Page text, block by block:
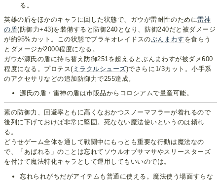
る。
英雄の盾をほかのキャラに回した状態で、ガウが雷耐性のために雷神
の盾(防御力+43)を装備すると防御240となり、防御240だと被ダメージ
が約95%カット。この状態でブラキオレイドスのぶんまわす を食らう
とダメージが2000程度になる。
ガウが源氏の盾に持ち替え防御251を超えるとぶんまわすが被ダメ600
程度になる。プロテス( ミラクルシューズ)でさらに1/3カット。小手系
のアクセサリなどの追加防御力で255達成。
源氏の盾・雷神の盾は市販品からコロシアムで量産可能。
素の防御力、回避率ともに高くなおかつスノーマフラーが着れるので
後列に下げておけば非常に堅固。死なない魔法使いというのは頼れ
る。
どうせゲーム全体を通して戦闘中にもっとも重要な行動は魔法なの
で、「あばれる」のことは忘れてソウルオブサマサやスリースターズ
を付けて魔法特化キャラとして運用してもいいのでは。
忘れられがちだがアイテムも普通に使える。魔法使う場面すらな